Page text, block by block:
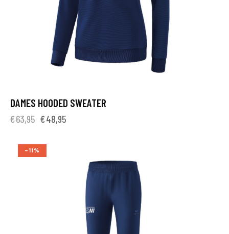
DAMES HOODED SWEATER
€63,95 €48,95
-11%